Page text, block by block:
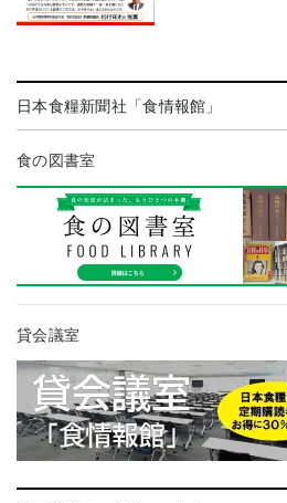
日本食糧新聞社「食情報館」
食の図書室
貸会議室